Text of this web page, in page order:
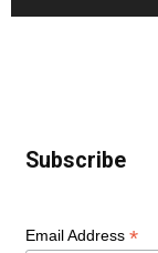
Subscribe
Email Address *